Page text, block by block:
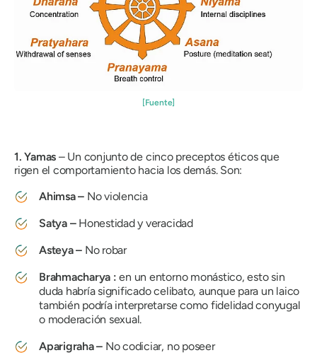
[Fuente]
1.Yamas – Un conjunto de cinco preceptos éticos que
rigen el comportamiento hacia los demás. Son:
Ahimsa– No violencia
Satya– Honestidad y veracidad
Asteya– No robar
Brahmacharya :en un entorno monástico, esto sin
duda habría significado celibato, aunque para un laico
también podría interpretarse como fidelidad conyugal
o moderación sexual.
Aparigraha– No codiciar, no poseer